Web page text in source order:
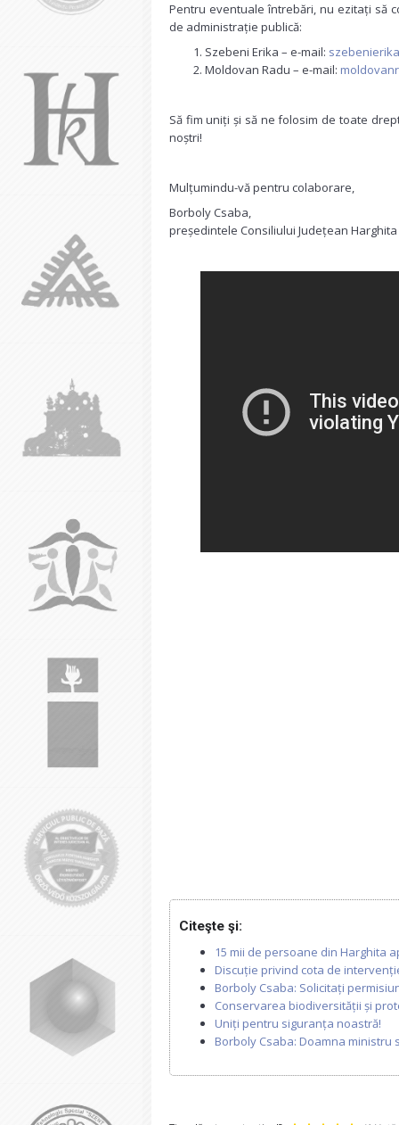
Pentru eventuale întrebări, nu ezitați să
de administrație publică:
Szebeni Erika – e-mail:
Moldovan Radu – e-mail:
Să fim uniți și să ne folosim de toate
noștri!
Mulțumindu-vă pentru colaborare,
Borboly Csaba,
președintele Consiliului Județean Harghita
Citeşte şi:
15 mii de persoane din Harghita
Discuție privind cota de
Borboly Csaba: Solicitați
Conservarea biodiversității și
Uniți pentru siguranța noastră!
Borboly Csaba: Doamna ministru